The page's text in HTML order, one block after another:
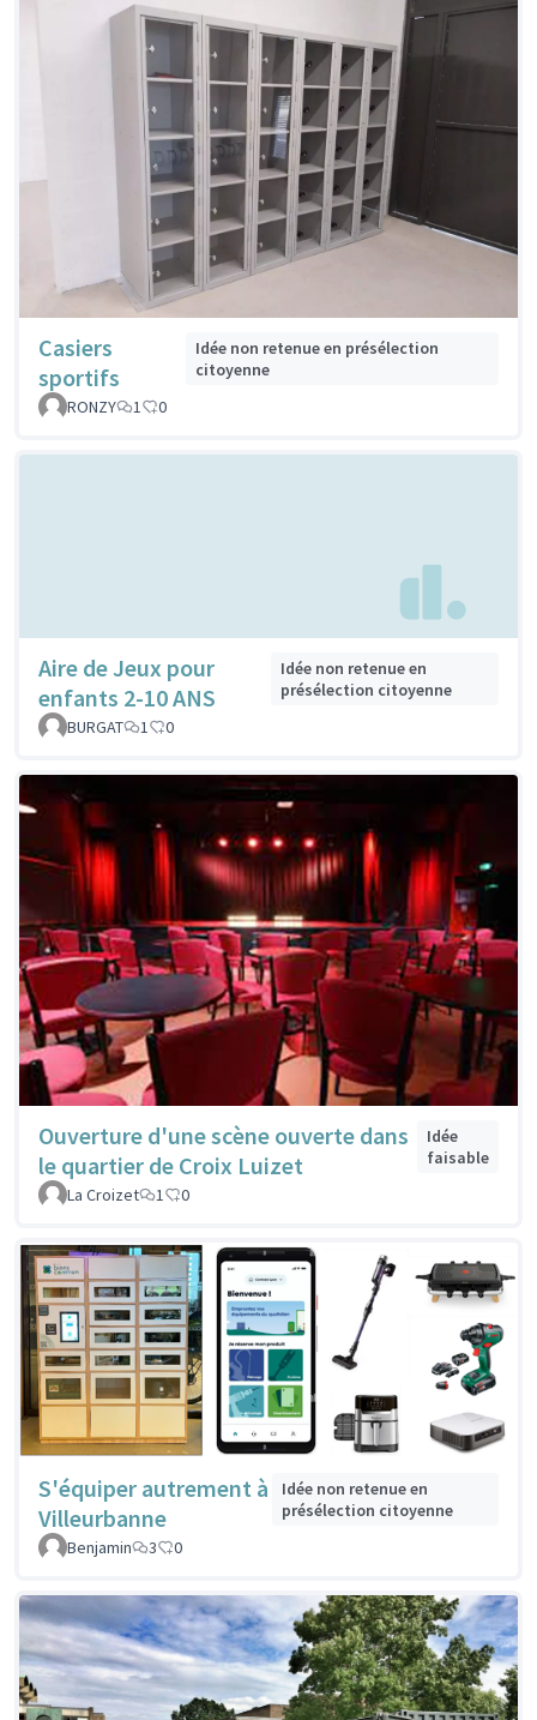
Casiers
sportifs
Idée non retenue en présélection
citoyenne
RONZY
1 0
Aire de Jeux pour
enfants 2-10 ANS
Idée non retenue en
présélection citoyenne
BURGAT
1 0
Ouverture d'une scène ouverte dans
le quartier de Croix Luizet
Idée
faisable
La Croizet
1 0
S'équiper autrement à
Villeurbanne
Idée non retenue en
présélection citoyenne
Benjamin
3 0